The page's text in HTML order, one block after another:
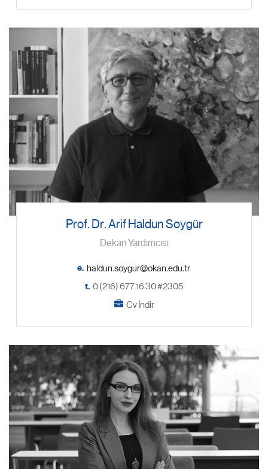
Prof. Dr. Arif Haldun Soygür
Dekan Yardımcısı
e.
t. 0 (216) 677 16 30 #2305
Cv İndir